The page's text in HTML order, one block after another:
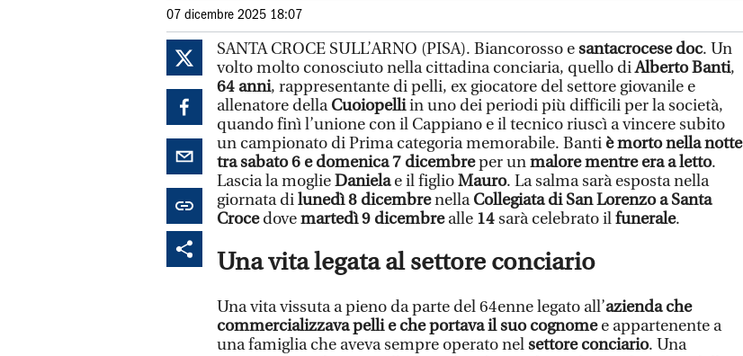
07 dicembre 2025 18:07
SANTA CROCE SULL’ARNO (PISA). Biancorosso esantacrocese doc. Un
volto molto conosciuto nella cittadina conciaria, quello diAlberto Banti,
64 anni, rappresentante di pelli, ex giocatore del settore giovanile e
allenatore dellaCuoiopelliin uno dei periodi più difficili per la società,
quando finì l’unione con il Cappiano e il tecnico riuscì a vincere subito
un campionato di Prima categoria memorabile. Banti è morto nella notte
tra sabato 6 e domenica 7 dicembreper unmalore mentre era a letto.
Lascia la moglieDanielae il figlioMauro. La salma sarà esposta nella
giornata dilunedì 8 dicembrenellaCollegiata di San Lorenzo a Santa
Crocedovemartedì 9 dicembrealle 14sarà celebrato ilfunerale.
Una vita legata al settore conciario
Una vita vissuta a pieno da parte del 64enne legato all’azienda che
commercializzava pelli e che portava il suo cognomee appartenente a
una famiglia che aveva sempre operato nelsettore conciario. Una